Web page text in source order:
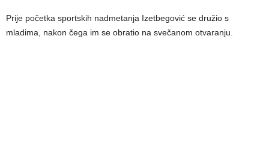
Prije početka sportskih nadmetanja Izetbegović se družio s
mladima, nakon čega im se obratio na svečanom otvaranju.